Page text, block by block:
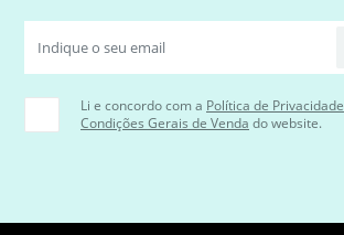
Li e concordo com a Política de Privacidade
Condições Gerais de Venda do website.